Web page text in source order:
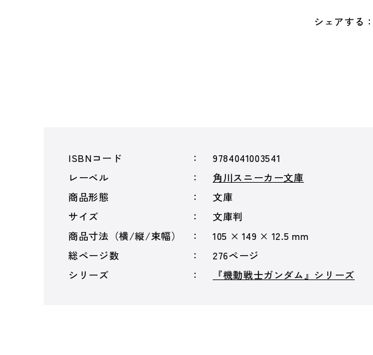
シェアする：
ISBNコード
9784041003541
レーベル
角川スニーカー文庫
商品形態
文庫
サイズ
文庫判
商品寸法（横/縦/束幅）
105 × 149 × 12.5 mm
総ページ数
276ページ
シリーズ
『機動戦士ガンダム』シリーズ